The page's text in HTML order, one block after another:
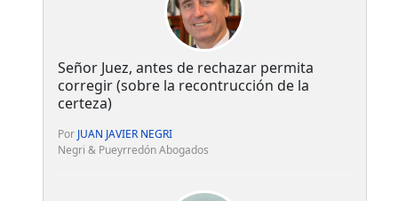
Señor Juez, antes de rechazar permita
corregir (sobre la recontrucción de la
certeza)
Por JUAN JAVIER NEGRI
Negri & Pueyrredón Abogados